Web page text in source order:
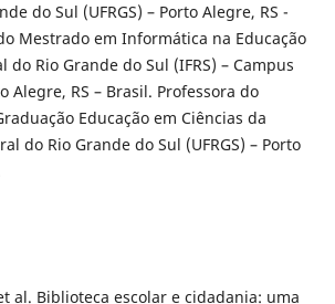
do Sul (UFRGS) – Porto Alegre, RS -
Mestrado em Informática na Educação
Rio Grande do Sul (IFRS) – Campus
Alegre, RS – Brasil. Professora do
Educação em Ciências da
do Rio Grande do Sul (UFRGS) – Porto
al. Biblioteca escolar e cidadania: uma